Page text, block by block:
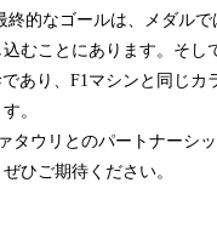
終的なゴールは、メダル
むことにあります。そ
あり、F1マシンと同じ
。
タウリとのパートナーシ
ひご期待ください。